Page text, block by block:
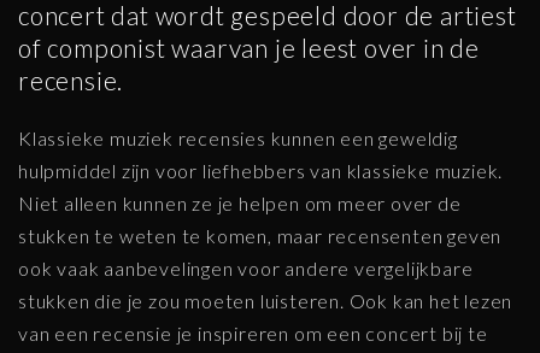
concert dat wordt gespeeld door de artiest
of componist waarvan je leest over in de
recensie.
Klassieke muziek recensies kunnen een geweldig
hulpmiddel zijn voor liefhebbers van klassieke muziek.
Niet alleen kunnen ze je helpen om meer over de
stukken te weten te komen, maar recensenten geven
ook vaak aanbevelingen voor andere vergelijkbare
stukken die je zou moeten luisteren. Ook kan het lezen
van een recensie je inspireren om een concert bij te